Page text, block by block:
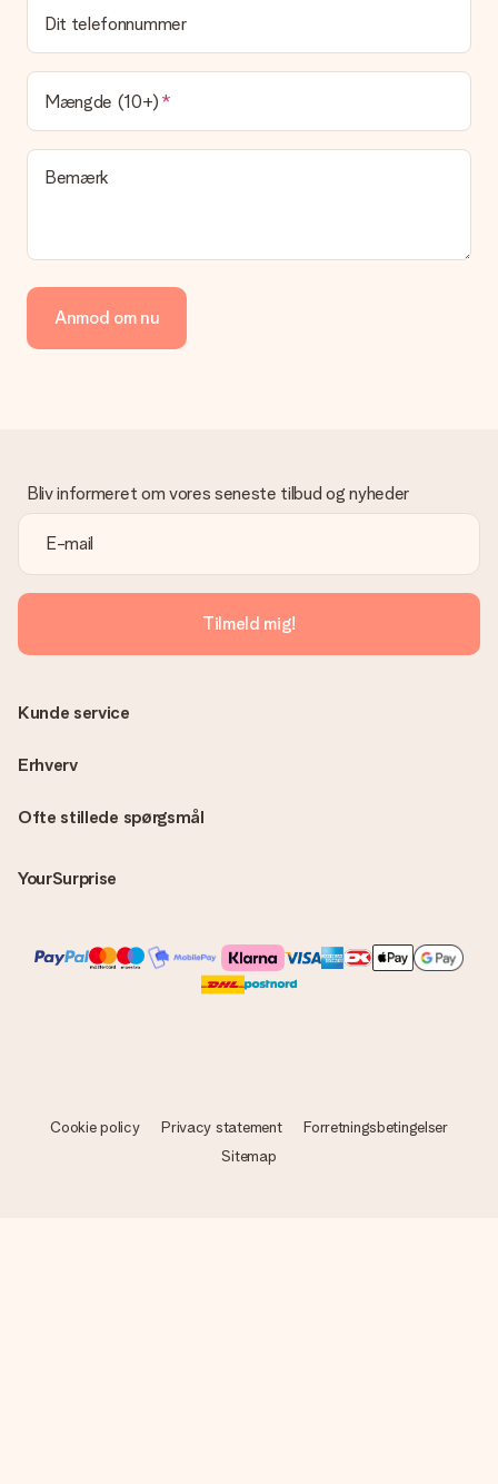
gave?
Leveringstiden findes på gavens produktside. Du kan stole på,
at vores postfirma leverer din gave på denne dag.
Hvilke leveringsmuligheder kan jeg vælge?
I øjeblikket er det ikke (endnu) muligt at vælge en
leveringsindstilling. Den gave, du vil bestille, sendes enten som
en pakke eller som postkasse levering. Vil du gerne vide
hvilken måde din ordre sendes på? Kontakt venligst vores
Vi tilbyder følgende betalingsmetoder: Dankort, Paypal,
kreditkort, faktura via Klarna eller bankoverførsel. I tilfælde af
manuel betaling overførsel, skal du tage højde for en ekstra 3
venligst vores kundeservice, de hjælper gerne med at finde en
passende løsning.
Er fakturaen sendt sammen med ordren?
Ingen faktura sendes med din ordre. Du modtager altid
fakturaen i bekræftelsesemailen, og du kan altid finde den i din
MySurprise-konto. Det betyder at du kan få gaven leveret
direkte til modtageren, hvilket gør det til en sand
overraskelse!
Dit telefonnummer
Mængde (10+)
Bemærk
Anmod om nu
Bliv informeret om vores seneste tilbud og nyheder
Tilmeld mig!
Ofte stillede spørgsmål
YourSurprise
Kunde service
Erhverv
Cookie policy Privacy statement
Forretningsbetingelser
Sitemap